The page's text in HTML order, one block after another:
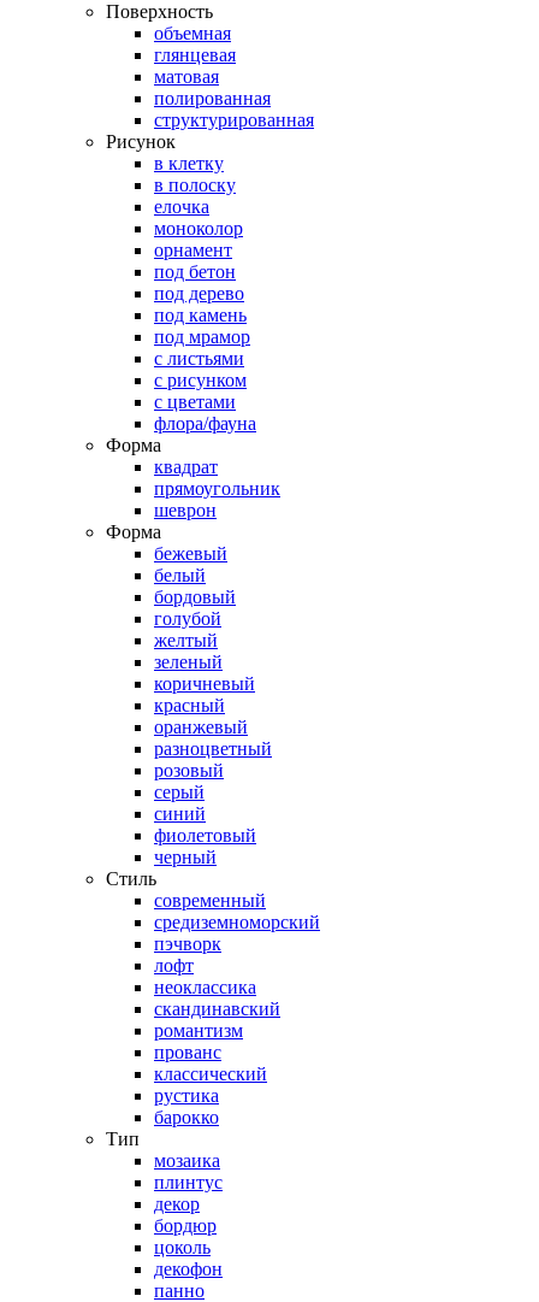
Поверхность
объемная
глянцевая
матовая
полированная
структурированная
Рисунок
в клетку
в полоску
елочка
моноколор
орнамент
под бетон
под дерево
под камень
под мрамор
с листьями
с рисунком
с цветами
флора/фауна
Форма
квадрат
прямоугольник
шеврон
Форма
бежевый
белый
бордовый
голубой
желтый
зеленый
коричневый
красный
оранжевый
разноцветный
розовый
серый
синий
фиолетовый
черный
Стиль
современный
средиземноморский
пэчворк
лофт
неоклассика
скандинавский
романтизм
прованс
классический
рустика
барокко
Тип
мозаика
плинтус
декор
бордюр
цоколь
декофон
панно